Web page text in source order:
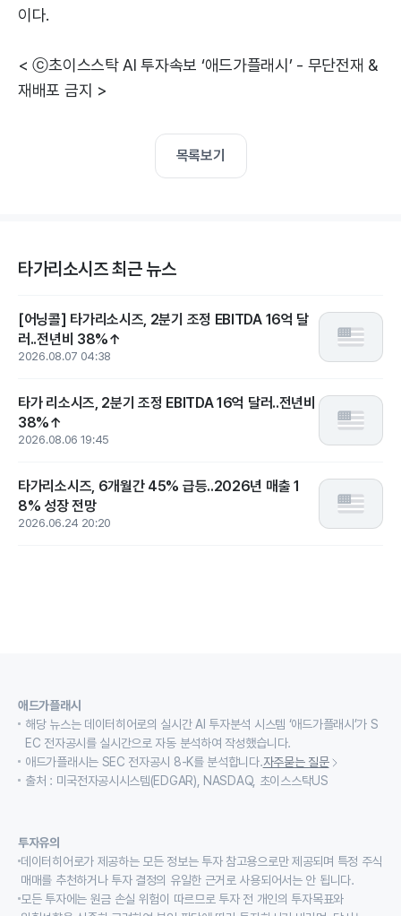
이다.
< ⓒ초이스스탁 AI 투자속보 ‘애드가플래시’ - 무단전재 &
재배포 금지 >
목록보기
타가리소시즈 최근 뉴스
[어닝콜] 타가리소시즈, 2분기 조정 EBITDA 16억 달
러..전년비 38%↑
2026.08.07 04:38
타가 리소시즈, 2분기 조정 EBITDA 16억 달러..전년비
38%↑
2026.08.06 19:45
타가리소시즈, 6개월간 45% 급등..2026년 매출 1
8% 성장 전망
2026.06.24 20:20
애드가플래시
해당 뉴스는 데이터히어로의 실시간 AI 투자분석 시스템 ‘애드가플래시’가 S
EC 전자공시를 실시간으로 자동 분석하여 작성했습니다.
애드가플래시는 SEC 전자공시 8-K를 분석합니다.자주묻는 질문
출처 : 미국전자공시시스템(EDGAR), NASDAQ, 초이스스탁US
투자유의
데이터히어로가 제공하는 모든 정보는 투자 참고용으로만 제공되며 특정 주식
매매를 추천하거나 투자 결정의 유일한 근거로 사용되어서는 안 됩니다.
모든 투자에는 원금 손실 위험이 따르므로 투자 전 개인의 투자목표와